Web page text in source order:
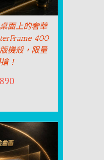
面上的奢華
400
機殼，限量
！